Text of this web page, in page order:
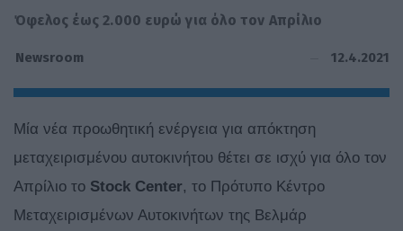
Όφελος έως 2.000 ευρώ για όλο τον Απρίλιο
Newsroom 12.4.2021
Μία νέα προωθητική ενέργεια για απόκτηση
μεταχειρισμένου αυτοκινήτου θέτει σε ισχύ για όλο τον
Απρίλιο το Stock Center, το Πρότυπο Κέντρο
Μεταχειρισμένων Αυτοκινήτων της Βελμάρ